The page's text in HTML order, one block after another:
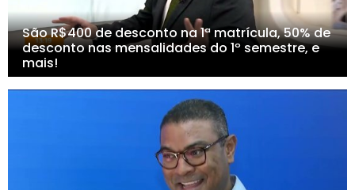
São R$400 de desconto na 1ª matrícula, 50% de
desconto nas mensalidades do 1º semestre, e
mais!